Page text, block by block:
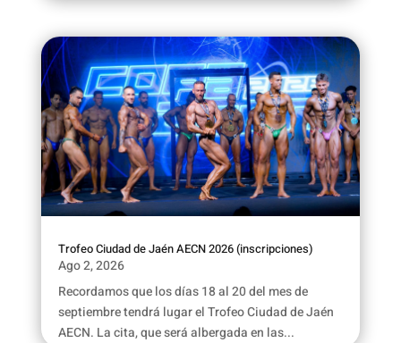
Trofeo Ciudad de Jaén AECN 2026 (inscripciones)
Ago 2, 2026
Recordamos que los días 18 al 20 del mes de
septiembre tendrá lugar el Trofeo Ciudad de Jaén
AECN. La cita, que será albergada en las...